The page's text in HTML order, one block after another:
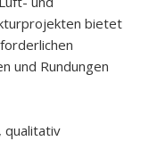
bietet
und Rundungen
qualitativ